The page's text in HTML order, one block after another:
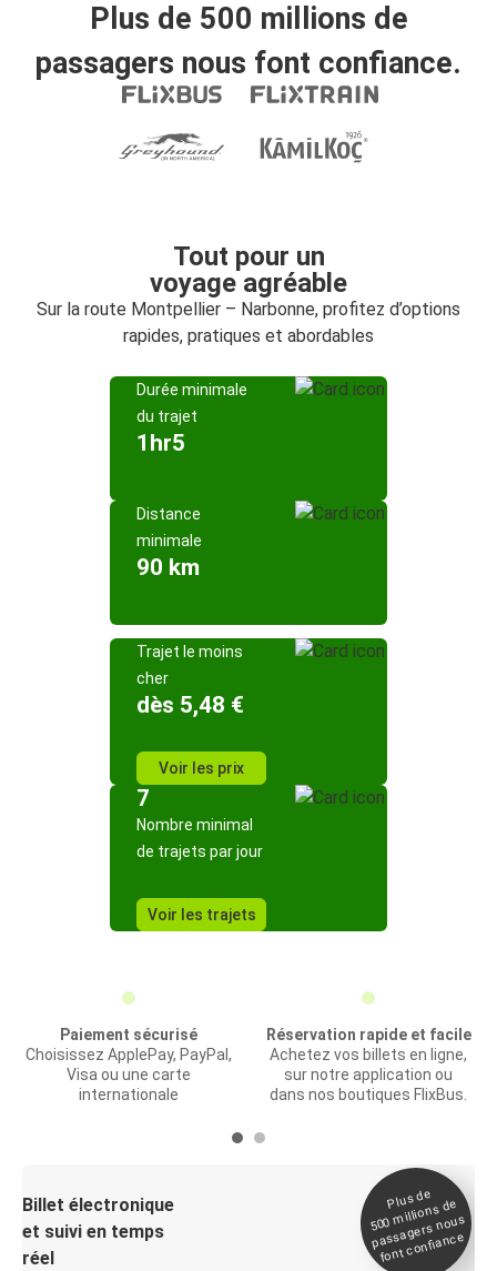
Plus de 500 millions de
passagers nous font confiance.
Tout pour un
voyage agréable
Sur la route Montpellier – Narbonne, profitez d’options
rapides, pratiques et abordables
Durée minimale
du trajet
1hr5
Distance
minimale
90 km
Trajet le moins
cher
dès 5,48 €
Voir les prix
7
Nombre minimal
de trajets par jour
Voir les trajets
Paiement sécurisé
Choisissez ApplePay, PayPal,
Visa ou une carte
internationale
Réservation rapide et facile
Achetez vos billets en ligne,
sur notre application ou
dans nos boutiques FlixBus.
Billet électronique
et suivi en temps
réel
Plus de
500
millions de
passagers nous
font confiance